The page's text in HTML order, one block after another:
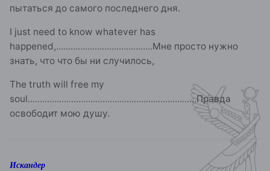
пытаться до самого последнего дня.
I just need to know whatever has
happened,........................................Мне просто нужно
знать, что что бы ни случилось,
The truth will free my
soul......................................................................Правда
освободит мою душу.
Искандер